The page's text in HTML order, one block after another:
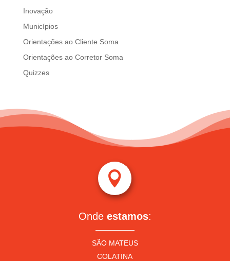
Inovação
Municípios
Orientações ao Cliente Soma
Orientações ao Corretor Soma
Quizzes

Onde estamos:
SÃO MATEUS
COLATINA